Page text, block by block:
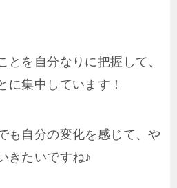
とを自分なりに把握して、
に集中しています！
も自分の変化を感じて、や
きたいですね♪